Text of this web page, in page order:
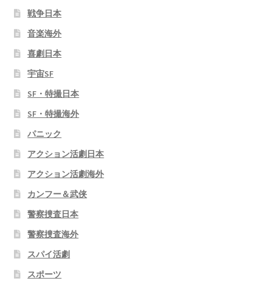
戦争日本
音楽海外
喜劇日本
宇宙SF
SF・特撮日本
SF・特撮海外
パニック
アクション活劇日本
アクション活劇海外
カンフー＆武侠
警察捜査日本
警察捜査海外
スパイ活劇
スポーツ